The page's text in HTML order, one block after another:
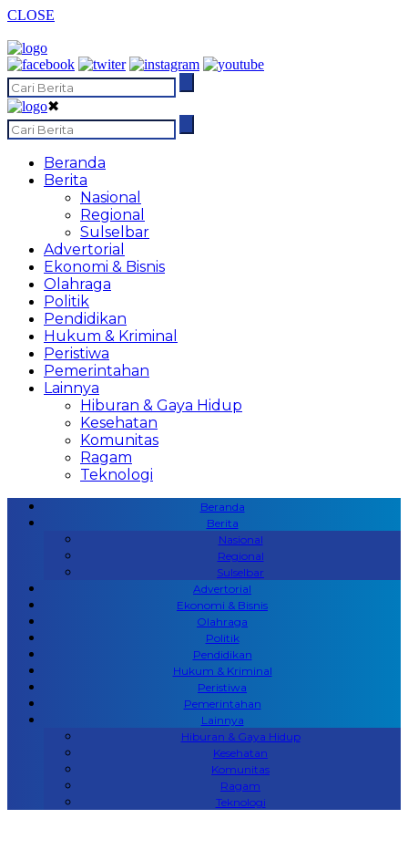
CLOSE
✖
Beranda
Berita
Nasional
Regional
Sulselbar
Advertorial
Ekonomi & Bisnis
Olahraga
Politik
Pendidikan
Hukum & Kriminal
Peristiwa
Pemerintahan
Lainnya
Hiburan & Gaya Hidup
Kesehatan
Komunitas
Ragam
Teknologi
Beranda
Berita
Nasional
Regional
Sulselbar
Advertorial
Ekonomi & Bisnis
Olahraga
Politik
Pendidikan
Hukum & Kriminal
Peristiwa
Pemerintahan
Lainnya
Hiburan & Gaya Hidup
Kesehatan
Komunitas
Ragam
Teknologi